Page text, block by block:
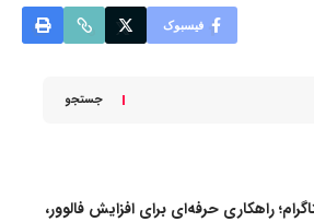
فیسبوک
جستجو
راهکاری حرفه‌ای برای افزایش فالوور،